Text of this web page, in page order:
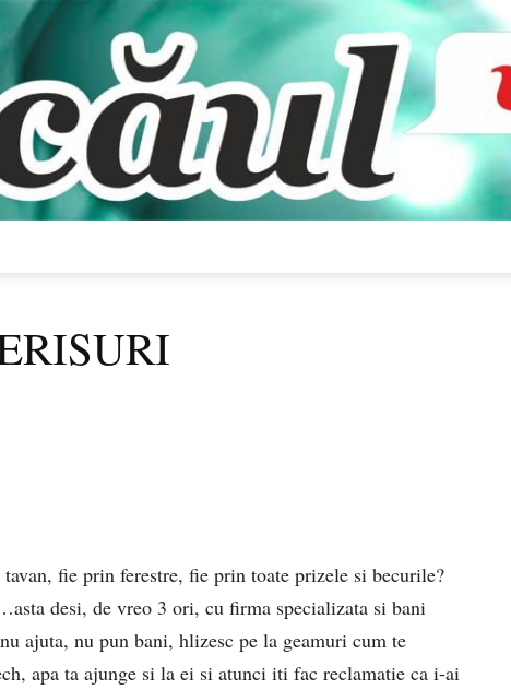
fie prin ferestre, fie prin toate prizele si becurile?
desi, de vreo 3 ori, cu firma specializata si bani
ajuta, nu pun bani, hlizesc pe la geamuri cum te
apa ta ajunge si la ei si atunci iti fac reclamatie ca i-ai